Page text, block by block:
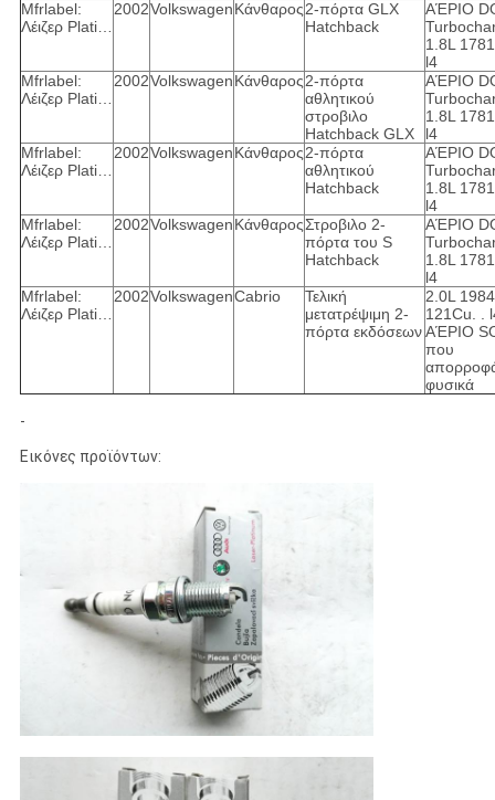
Mfrlabel:
Λέιζερ Plati…
2002VolkswagenΚάνθαρος2-πόρτα GLX
Hatchback
ΑΈΡΙΟ
1.8L
l4
Mfrlabel:
Λέιζερ Plati…
2002VolkswagenΚάνθαρος2-πόρτα
αθλητικού
στροβιλο
Hatchback GLX
ΑΈΡΙΟ
1.8L
l4
Mfrlabel:
Λέιζερ Plati…
2002VolkswagenΚάνθαρος2-πόρτα
αθλητικού
Hatchback
ΑΈΡΙΟ
1.8L
l4
Mfrlabel:
Λέιζερ Plati…
2002VolkswagenΚάνθαροςΣτροβιλο 2-
πόρτα του S
Hatchback
ΑΈΡΙΟ
1.8L
l4
Mfrlabel:
Λέιζερ Plati…
2002VolkswagenCabrio
Τελική
μετατρέψιμη 2-
πόρτα εκδόσεων
2.0L
121Cu. .
ΑΈΡΙΟ
που
φυσικά
-
Εικόνες προϊόντων: